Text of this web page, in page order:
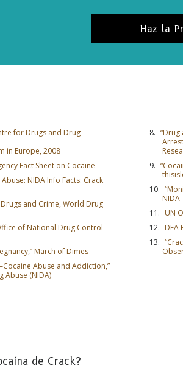
Haz la
for Drugs and Drug
in Europe, 2008
Fact Sheet on Cocaine
NIDA Info Facts: Crack
and Crime, World Drug
of National Drug Control
March of Dimes
Abuse and Addiction,”
Abuse (NIDA)
NIDA
UN
DEA
de Crack?
PARA RECIBIR
ENCONTRAR FORMAS DE